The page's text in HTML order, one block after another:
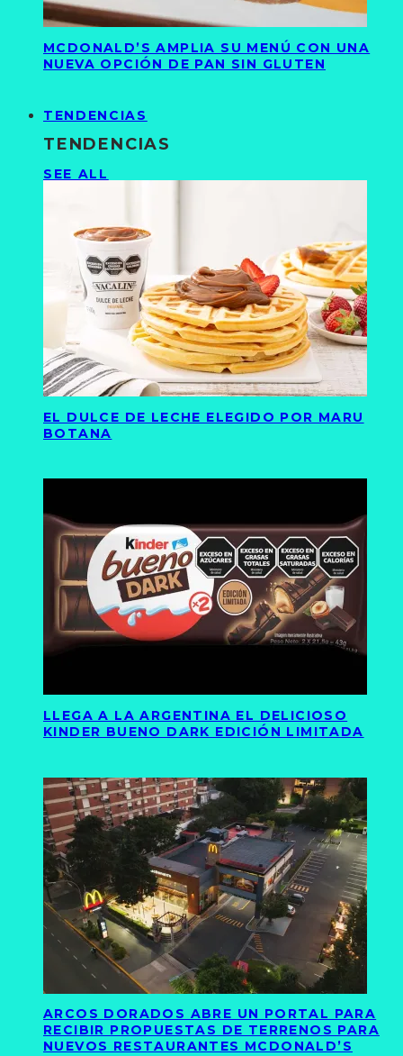
MCDONALD’S AMPLIA SU MENÚ CON UNA
NUEVA OPCIÓN DE PAN SIN GLUTEN
TENDENCIAS
TENDENCIAS
SEE ALL
EL DULCE DE LECHE ELEGIDO POR MARU
BOTANA
LLEGA A LA ARGENTINA EL DELICIOSO
KINDER BUENO DARK EDICIÓN LIMITADA
ARCOS DORADOS ABRE UN PORTAL PARA
RECIBIR PROPUESTAS DE TERRENOS PARA
NUEVOS RESTAURANTES MCDONALD’S